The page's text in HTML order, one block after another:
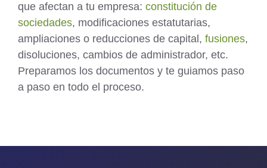
que afectan a tu empresa: constitución de
sociedades, modificaciones estatutarias,
ampliaciones o reducciones de capital, fusiones,
disoluciones, cambios de administrador, etc.
Preparamos los documentos y te guiamos paso
a paso en todo el proceso.